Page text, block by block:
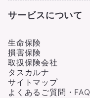
サービスについて
生命保険
損害保険
取扱保険会社
タスカルナ
サイトマップ
よくあるご質問・FAQ